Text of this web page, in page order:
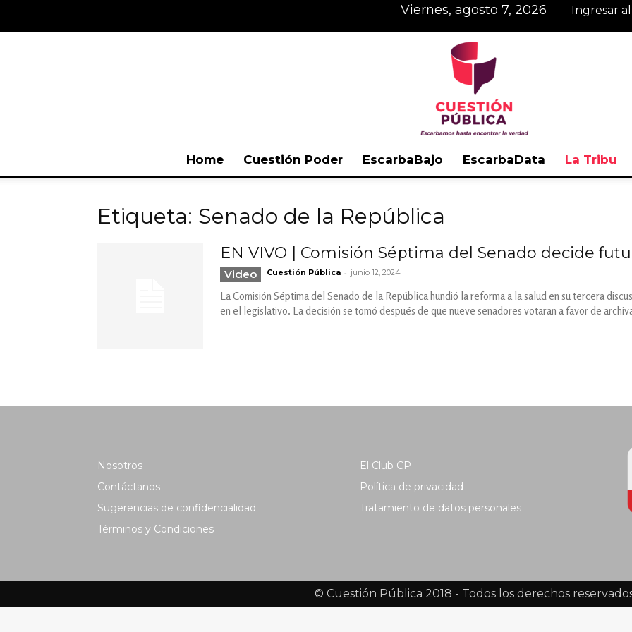
viernes, agosto 7, 2026 Ingresar
Home Cuestión Poder EscarbaBajo EscarbaData La Tribu
Etiqueta: Senado de la República
EN VIVO | Comisión Séptima del Senado decide
Video Cuestión Pública - junio 12, 2024
La Comisión Séptima del Senado de la República hundió la reforma a la salud en su tercera
en el legislativo. La decisión se tomó después de que nueve senadores votaran a favor de
Nosotros
Contáctanos
Sugerencias de confidencialidad
Términos y Condiciones
El Club CP
Política de privacidad
Tratamiento de datos personales
© Cuestión Pública 2018 - Todos los derechos